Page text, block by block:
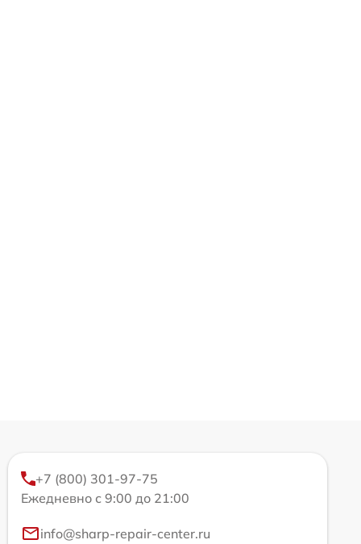
+7 (800) 301-97-75
Ежедневно с 9:00 до 21:00
info@sharp-repair-center.ru